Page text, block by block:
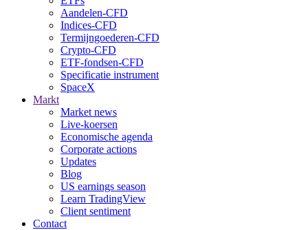
Aandelen-CFD
Indices-CFD
Termijngoederen-CFD
Crypto-CFD
ETF-fondsen-CFD
Specificatie instrument
SpaceX
Markt
Market news
Live-koersen
Economische agenda
Corporate actions
Updates
Blog
US earnings season
Learn TradingView
Client sentiment
Contact